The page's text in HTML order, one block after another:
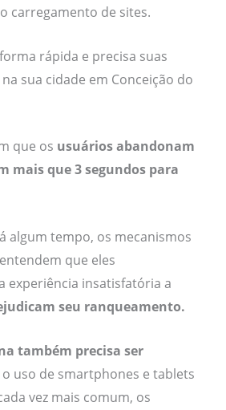
carregamento de sites.
rápida e precisa suas
sua cidade em Conceição do
que os usuários abandonam
mais que 3 segundos para
algum tempo, os mecanismos
que eles
experiência insatisfatória a
seu ranqueamento.
também precisa ser
o uso de smartphones e tablets
vez mais comum, os